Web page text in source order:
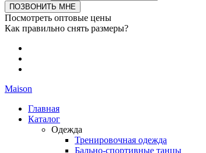
Посмотреть оптовые цены
Как правильно снять размеры?
Maison
Главная
Каталог
Одежда
Тренировочная одежда
Бально-спортивные танцы